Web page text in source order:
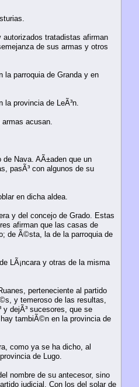
autorizados tratadistas afirman
de sus armas y otros
la parroquia de Granda y en
provincia de LeÃ³n.
acusan.
Nava. AÃ±aden que un
pasÃ³ con algunos de su
en dicha aldea.
y del concejo de Grado. Estas
afirman que las casas de
de Ã©sta, la de la parroquia de
LÃ¡ncara y otras de la misma
perteneciente al partido
y temeroso de las resultas,
dejÃ³ sucesores, que se
tambiÃ©n en la provincia de
como ya se ha dicho, al
de Lugo.
nombre de su antecesor, sino
judicial. Con los del solar de